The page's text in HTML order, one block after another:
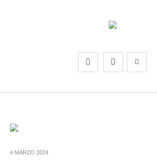
6 MARZO 2024